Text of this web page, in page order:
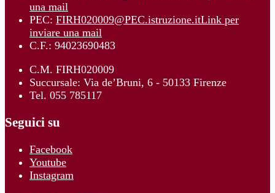
una mail
PEC: FIRH020009@PEC.istruzione.itLink per
inviare una mail
C.F.: 94023690483
C.M. FIRH020009
Succursale: Via de’Bruni, 6 - 50133 Firenze
Tel. 055 785117
Seguici su
Facebook
Youtube
Instagram